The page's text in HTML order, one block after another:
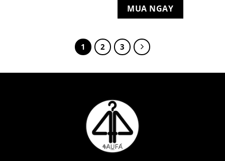
MUA NGAY
1 2 3